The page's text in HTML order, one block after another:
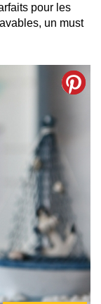
pour les
un must